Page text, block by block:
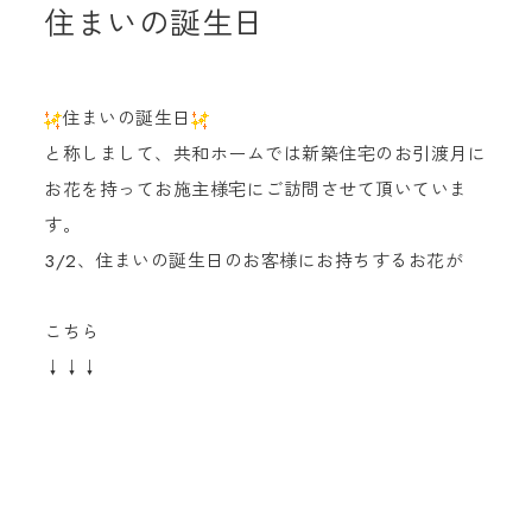
住まいの誕生日
住まいの誕生日
と称しまして、共和ホームでは新築住宅のお引渡月に
お花を持ってお施主様宅にご訪問させて頂いていま
す。
3/2、住まいの誕生日のお客様にお持ちするお花が
こちら
↓↓↓